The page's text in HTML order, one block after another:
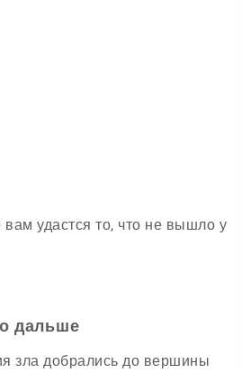
удастся то, что не вышло у
дальше
зла добрались до вершины